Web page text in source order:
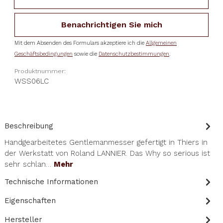
Benachrichtigen Sie mich
Mit dem Absenden des Formulars akzeptiere ich die Allgemeinen
Geschäftsbedingungen sowie die Datenschutzbestimmungen.
Produktnummer:
WSS06LC
Beschreibung
Handgearbeitetes Gentlemanmesser gefertigt in Thiers in
der Werkstatt von Roland LANNIER. Das Why so serious ist
sehr schlan… Mehr
Technische Informationen
Eigenschaften
Hersteller